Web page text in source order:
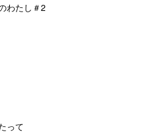
わたし＃2
って